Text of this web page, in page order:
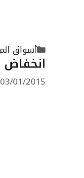
التصنيفات
أسواق
03/01/2015